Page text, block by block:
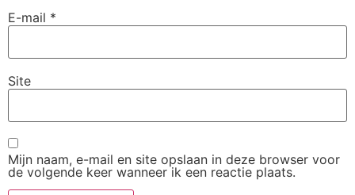
E-mail *
Site
Mijn naam, e-mail en site opslaan in deze browser voor
de volgende keer wanneer ik een reactie plaats.